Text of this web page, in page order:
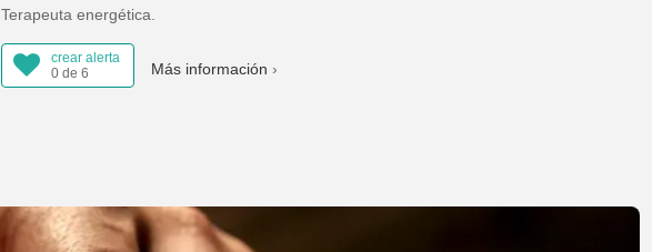
Terapeuta energética.
crear alerta
0 de 6
Más información